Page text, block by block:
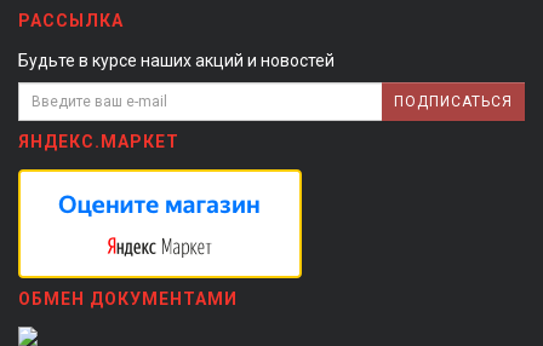
РАССЫЛКА
Будьте в курсе наших акций и новостей
ПОДПИСАТЬСЯ
ЯНДЕКС.МАРКЕТ
ОБМЕН ДОКУМЕНТАМИ